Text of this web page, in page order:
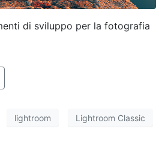
di sviluppo per la fotografia
lightroom Lightroom Classic